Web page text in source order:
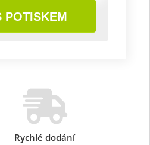
POTISKEM
Rychlé dodání